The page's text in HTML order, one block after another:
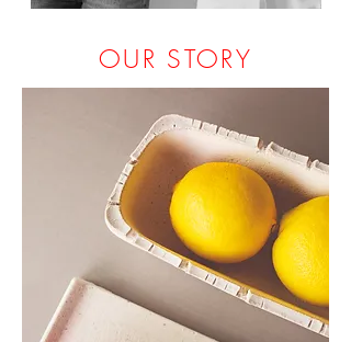
OUR STORY